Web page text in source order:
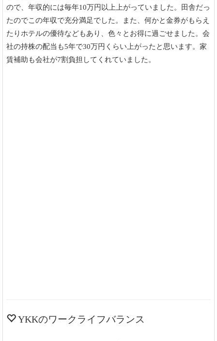
ので、年収的には毎年10万円以上上がっていました。田舎だっ
たのでこの年収で充分満足でした。また、何かと金券がもらえ
たりホテルの優待などもあり、色々とお得に過ごせました。会
社の持株の配当も5年で30万円くらい上がったと思います。家
賃補助も会社が7割負担してくれていました。
YKKのワークライフバランス